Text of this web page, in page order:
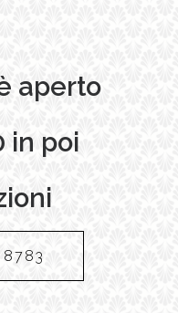
aperto
in poi
8783